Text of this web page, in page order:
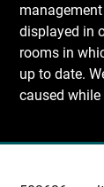
displayed in
rooms in
up to date.
caused
Recherche